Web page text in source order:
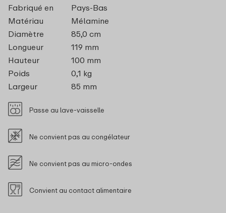
Fabriqué en
Pays-Bas
Matériau
Mélamine
Diamètre
85,0 cm
Longueur
119 mm
Hauteur
100 mm
Poids
0,1 kg
Largeur
85 mm
Passe au lave-vaisselle
Ne convient pas au congélateur
Ne convient pas au micro-ondes
Convient au contact alimentaire